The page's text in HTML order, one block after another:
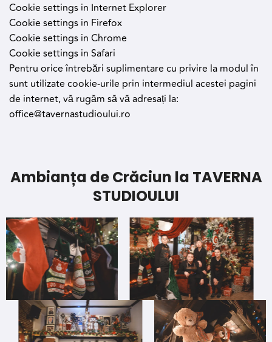
Cookie settings in Internet Explorer
Cookie settings in Firefox
Cookie settings in Chrome
Cookie settings in Safari
Pentru orice întrebări suplimentare cu privire la modul în
sunt utilizate cookie-urile prin intermediul acestei pagini
de internet, vă rugăm să vă adresați la:
office@tavernastudioului.ro
Ambianța de Crăciun la TAVERNA
STUDIOULUI